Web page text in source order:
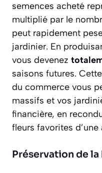
semences acheté
multiplié par le
peut rapidement
jardinier. En
vous devenez
saisons futures.
du commerce vous
massifs et vos
financière, en
fleurs favorites d’une
Préservation de